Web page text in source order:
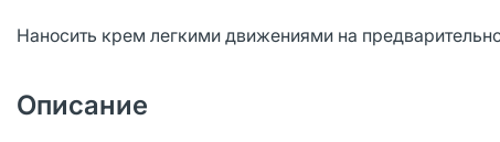
Наносить крем легкими движениями на
Описание